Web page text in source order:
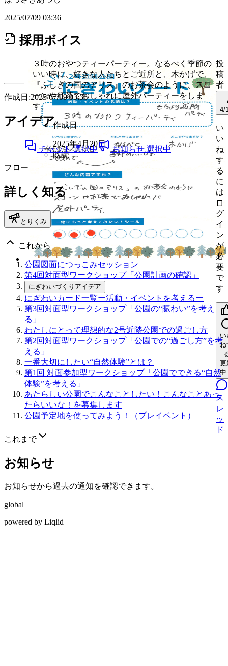
2025/07/09 03:36
採用ボイス
３時のおやつティーパーティー。なるべく季節の
いい時に、好きな人たちとご近所と、木かげで、
『ふしぎの国のアリス』のお茶会のように、スコ
ーンや紅茶でおしゃれに屋外パーティーをしま
す。
作成日
2025年4月20日
既読
投
稿
者
4/
い
い
ね
す
る
に
は
ロ
グ
イ
ン
が
必
要
で
す
い
ね
更
ス
レ
ッ
ド
作成日:2025/07/09 03:36
アイデア
チャット選択中 お知らせ 選択中
フロー
詳しく知る
とりくみ
これから
公園図面につっこみセッション
第4回対面型ワークショップ「公園計画の確認」
にぎわいづくりアイデア
にぎわいカード一覧ー活動・イベントを考えるー
第3回対面型ワークショップ「公園の“賑わい”を考え
る」
わたしにとって理想的な2号近隣公園での過ごし方
第2回対面型ワークショップ「公園での“過ごし方”を考
える」
一番大切にしたい“自然体験”とは？
第1回 対面参加型ワークショップ「公園でできる“自然
体験”を考える」
あたらしい公園でこんなことしたい！こんなことあっ
たらいいな！を募集します
公園予定地を使ってみよう！（プレイベント）
これまで
お知らせ
お知らせから過去の通知を確認できます。
global
powered by Liqlid